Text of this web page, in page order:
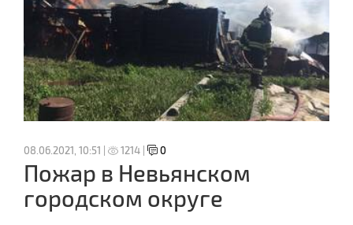
08.06.2021, 10:51 | 1214 | 0
Пожар в Невьянском
городском округе